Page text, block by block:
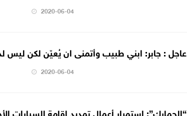
2020-06-04
عاجل : جابر: ابني طبيب وأتمنى ان يُعيّن لكن
2020-06-04
“الجمارك”: استمرار أعمال تمديد إقامة السيارات